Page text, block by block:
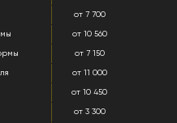
от 7 700
от 10 560
от 7 150
от 11 000
от 10 450
от 3 300